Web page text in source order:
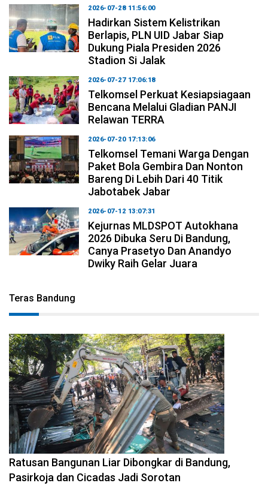
2026-07-28 11:56:00
Hadirkan Sistem Kelistrikan
Berlapis, PLN UID Jabar Siap
Dukung Piala Presiden 2026
Stadion Si Jalak
2026-07-27 17:06:18
Telkomsel Perkuat Kesiapsiagaan
Bencana Melalui Gladian PANJI
Relawan TERRA
2026-07-20 17:13:06
Telkomsel Temani Warga Dengan
Paket Bola Gembira Dan Nonton
Bareng Di Lebih Dari 40 Titik
Jabotabek Jabar
2026-07-12 13:07:31
Kejurnas MLDSPOT Autokhana
2026 Dibuka Seru Di Bandung,
Canya Prasetyo Dan Anandyo
Dwiky Raih Gelar Juara
Teras Bandung
2026-08-06 17:34:08
Ratusan Bangunan Liar Dibongkar di Bandung,
Pasirkoja dan Cicadas Jadi Sorotan